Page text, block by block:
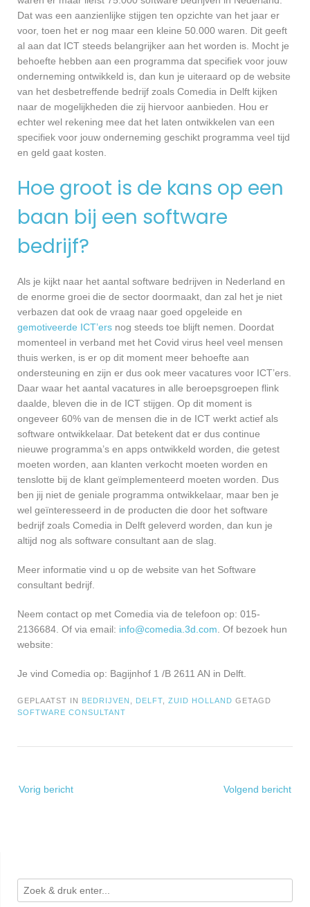
Dat was een aanzienlijke stijgen ten opzichte van het jaar er
voor, toen het er nog maar een kleine 50.000 waren. Dit geeft
al aan dat ICT steeds belangrijker aan het worden is. Mocht je
behoefte hebben aan een programma dat specifiek voor jouw
onderneming ontwikkeld is, dan kun je uiteraard op de website
van het desbetreffende bedrijf zoals Comedia in Delft kijken
naar de mogelijkheden die zij hiervoor aanbieden. Hou er
echter wel rekening mee dat het laten ontwikkelen van een
specifiek voor jouw onderneming geschikt programma veel tijd
en geld gaat kosten.
Hoe groot is de kans op een
baan bij een software
bedrijf?
Als je kijkt naar het aantal software bedrijven in Nederland en
de enorme groei die de sector doormaakt, dan zal het je niet
verbazen dat ook de vraag naar goed opgeleide en
gemotiveerde ICT’ers nog steeds toe blijft nemen. Doordat
momenteel in verband met het Covid virus heel veel mensen
thuis werken, is er op dit moment meer behoefte aan
ondersteuning en zijn er dus ook meer vacatures voor ICT’ers.
Daar waar het aantal vacatures in alle beroepsgroepen flink
daalde, bleven die in de ICT stijgen. Op dit moment is
ongeveer 60% van de mensen die in de ICT werkt actief als
software ontwikkelaar. Dat betekent dat er dus continue
nieuwe programma’s en apps ontwikkeld worden, die getest
moeten worden, aan klanten verkocht moeten worden en
tenslotte bij de klant geïmplementeerd moeten worden. Dus
ben jij niet de geniale programma ontwikkelaar, maar ben je
wel geïnteresseerd in de producten die door het software
bedrijf zoals Comedia in Delft geleverd worden, dan kun je
altijd nog als software consultant aan de slag.
Meer informatie vind u op de website van het Software
consultant bedrijf.
Neem contact op met Comedia via de telefoon op: 015-
2136684. Of via email: info@comedia.3d.com . Of bezoek hun
website:
Je vind Comedia op: Bagijnhof 1 /B 2611 AN in Delft.
GEPLAATST IN BEDRIJVEN DELFT ZUID HOLLAND GETAGD
SOFTWARE CONSULTANT
navigatie
Vorig bericht Volgend bericht